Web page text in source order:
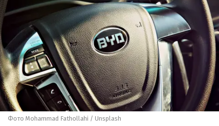
Фото Mohammad Fathollahi / Unsplash